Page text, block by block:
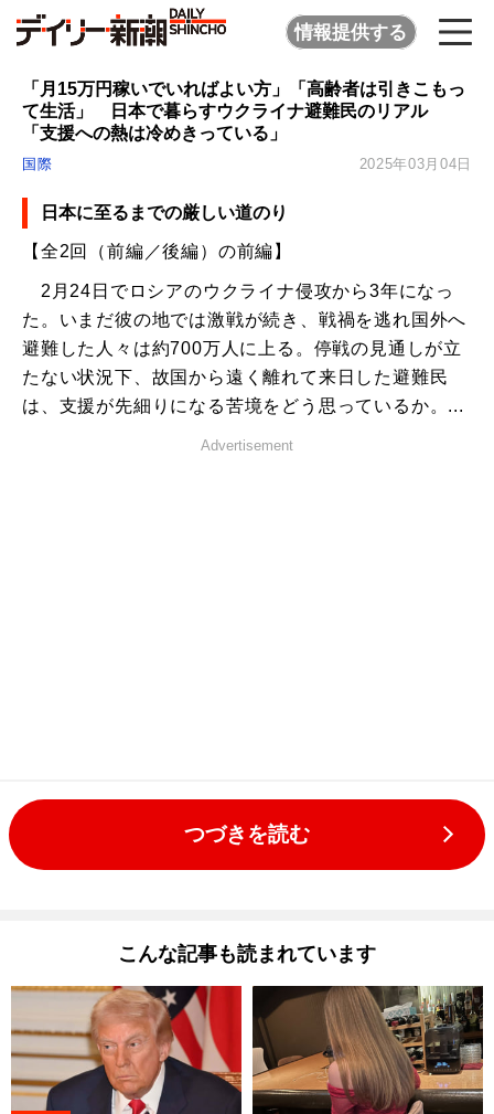
情報提供する
「月15万円稼いでいればよい方」「高齢者は引きこもっ
て生活」 日本で暮らすウクライナ避難民のリアル
「支援への熱は冷めきっている」
国際 2025年03月04日
日本に至るまでの厳しい道のり
【全2回（前編／後編）の前編】
2月24日でロシアのウクライナ侵攻から3年になっ
た。いまだ彼の地では激戦が続き、戦禍を逃れ国外へ
避難した人々は約700万人に上る。停戦の見通しが立
たない状況下、故国から遠く離れて来日した避難民
は、支援が先細りになる苦境をどう思っているか。...
Advertisement
つづきを読む
こんな記事も読まれています